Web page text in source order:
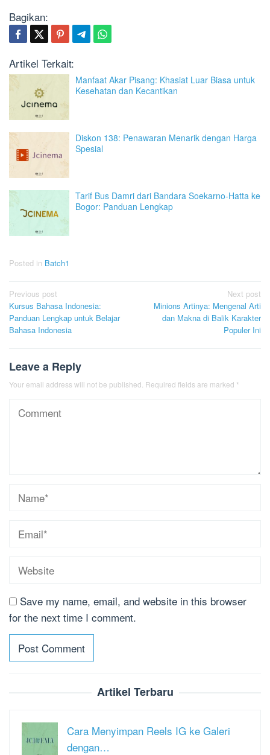
Bagikan:
Artikel Terkait:
Manfaat Akar Pisang: Khasiat Luar Biasa untuk
Kesehatan dan Kecantikan
Diskon 138: Penawaran Menarik dengan Harga
Spesial
Tarif Bus Damri dari Bandara Soekarno-Hatta ke
Bogor: Panduan Lengkap
Posted in Batch1
Post
navigation
Previous post
Kursus Bahasa Indonesia:
Panduan Lengkap untuk Belajar
Bahasa Indonesia
Next post
Minions Artinya: Mengenal Arti
dan Makna di Balik Karakter
Populer Ini
Leave a Reply
Your email address will not be published. Required fields are marked *
Save my name, email, and website in this browser
for the next time I comment.
Artikel Terbaru
Cara Menyimpan Reels IG ke Galeri
dengan…